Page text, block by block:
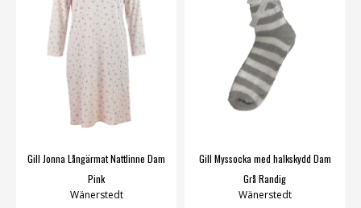
Gill Jonna Långärmat Nattlinne Dam
Pink
Wänerstedt
Gill Myssocka med halkskydd Dam
Grå Randig
Wänerstedt